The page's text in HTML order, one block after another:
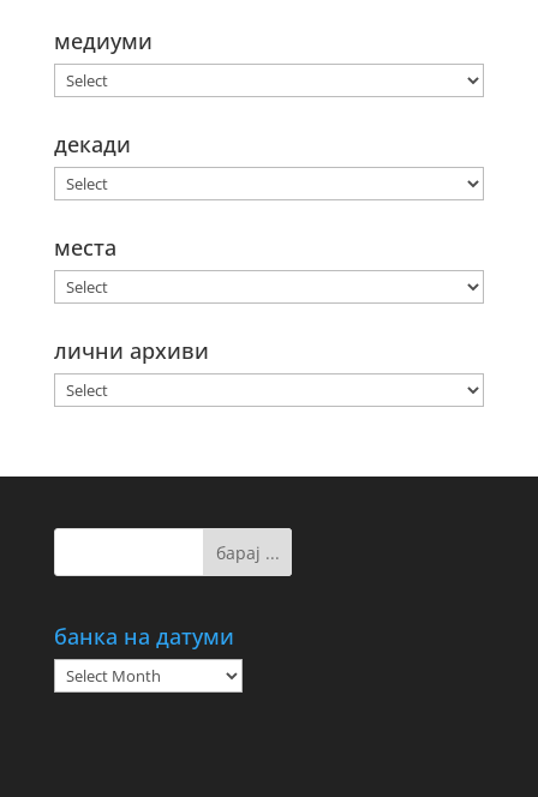
медиуми
декади
места
лични архиви
банка на датуми
банка
на